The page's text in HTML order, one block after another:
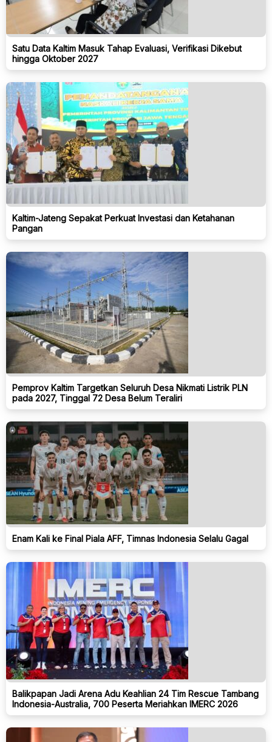
Satu Data Kaltim Masuk Tahap Evaluasi, Verifikasi Dikebut
hingga Oktober 2027
Kaltim-Jateng Sepakat Perkuat Investasi dan Ketahanan
Pangan
Pemprov Kaltim Targetkan Seluruh Desa Nikmati Listrik PLN
pada 2027, Tinggal 72 Desa Belum Teraliri
Enam Kali ke Final Piala AFF, Timnas Indonesia Selalu Gagal
Balikpapan Jadi Arena Adu Keahlian 24 Tim Rescue Tambang
Indonesia-Australia, 700 Peserta Meriahkan IMERC 2026